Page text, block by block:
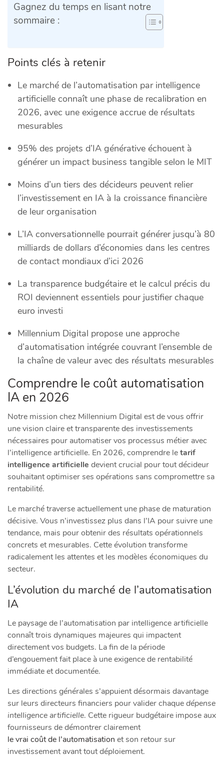
Gagnez du temps en lisant notre
sommaire :
Points clés à retenir
Le marché de l’automatisation par intelligence
artificielle connaît une phase de recalibration en
2026, avec une exigence accrue de résultats
mesurables
95% des projets d’IA générative échouent à
générer un impact business tangible selon le MIT
Moins d’un tiers des décideurs peuvent relier
l’investissement en IA à la croissance financière
de leur organisation
L’IA conversationnelle pourrait générer jusqu’à 80
milliards de dollars d’économies dans les centres
de contact mondiaux d’ici 2026
La transparence budgétaire et le calcul précis du
ROI deviennent essentiels pour justifier chaque
euro investi
Millennium Digital propose une approche
d’automatisation intégrée couvrant l’ensemble de
la chaîne de valeur avec des résultats mesurables
Comprendre le coût automatisation
IA en 2026
Notre mission chez Millennium Digital est de vous offrir
une vision claire et transparente des investissements
nécessaires pour automatiser vos processus métier avec
l’intelligence artificielle. En 2026, comprendre letarif
intelligence artificielle devient crucial pour tout décideur
souhaitant optimiser ses opérations sans compromettre sa
rentabilité.
Le marché traverse actuellement une phase de maturation
décisive. Vous n’investissez plus dans l’IA pour suivre une
tendance, mais pour obtenir des résultats opérationnels
concrets et mesurables. Cette évolution transforme
radicalement les attentes et les modèles économiques du
secteur.
L’évolution du marché de l’automatisation
IA
Le paysage de l’automatisation par intelligence artificielle
connaît trois dynamiques majeures qui impactent
directement vos budgets. La fin de la période
d’engouement fait place à une exigence de rentabilité
immédiate et documentée.
Les directions générales s’appuient désormais davantage
sur leurs directeurs financiers pour valider chaquedépense
intelligence artificielle. Cette rigueur budgétaire impose aux
fournisseurs de démontrer clairement
le vrai coût de l’automatisation et son retour sur
investissement avant tout déploiement.